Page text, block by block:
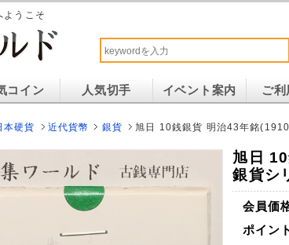
ようこそ
コイン 人気切手 イベント案内 ご利
本硬貨 近代貨幣 銀貨 旭日 10銭銀貨 明治43年銘
旭日
銀貨シ
会員価
ポイン